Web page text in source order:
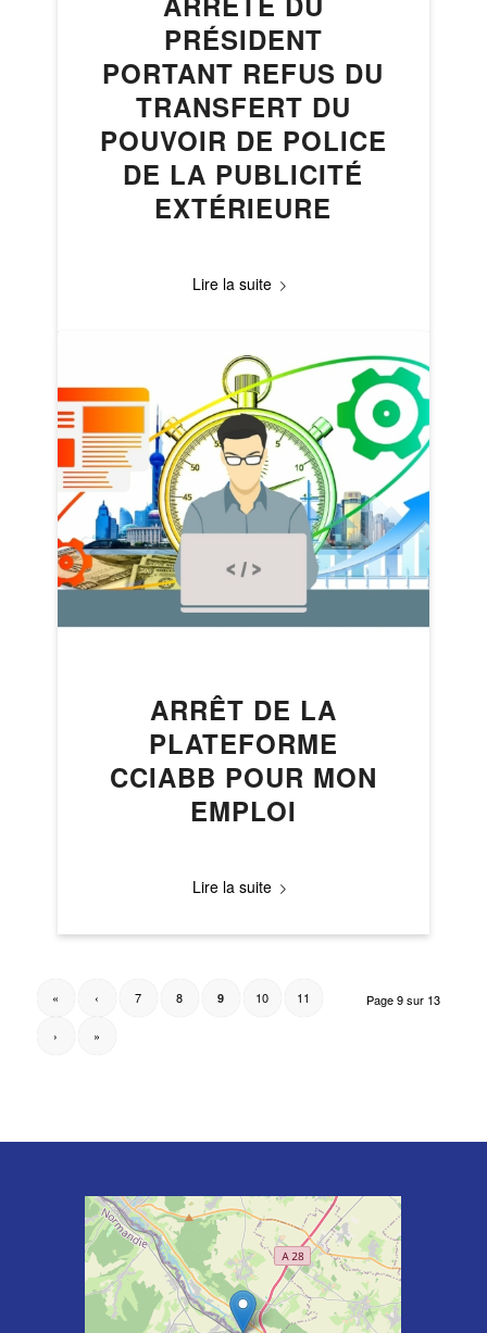
PRÉSIDENT
PORTANT REFUS DU
TRANSFERT DU
POUVOIR DE POLICE
DE LA PUBLICITÉ
EXTÉRIEURE
Lire la suite
ARRÊT DE LA
PLATEFORME
CCIABB POUR MON
EMPLOI
Lire la suite
Page 9 sur 13
« ‹ 7 8 9 10 11
› »